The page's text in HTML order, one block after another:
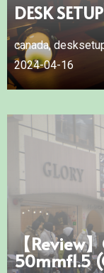
DESK
canada,
2024-04-16
【Review
50mmf1.5